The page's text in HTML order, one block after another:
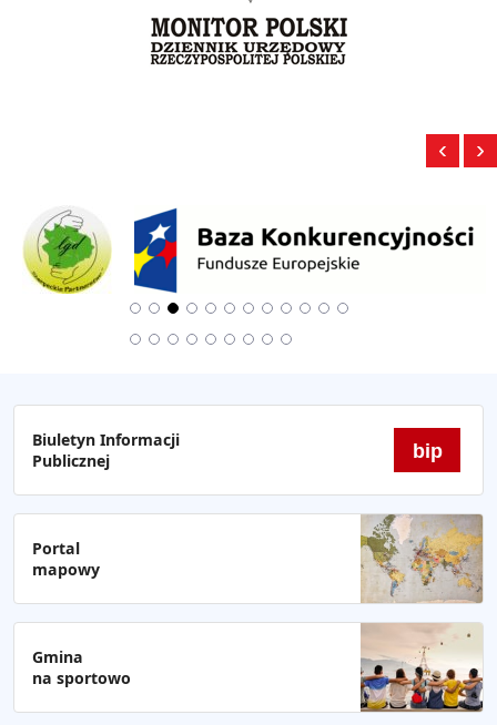
‹ ›
Biuletyn Informacji
Publicznej
bip
Portal
mapowy
Gmina
na sportowo